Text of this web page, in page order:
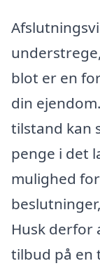
blot er en
din
tilstand kan
penge i det
mulighed
Husk derfor
tilbud på en